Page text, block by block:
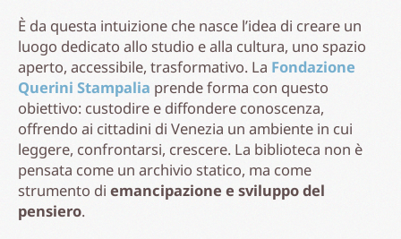
È da questa intuizione che nasce l’idea di creare un
luogo dedicato allo studio e alla cultura, uno spazio
aperto, accessibile, trasformativo. La Fondazione
Querini Stampalia prende forma con questo
obiettivo: custodire e diffondere conoscenza,
offrendo ai cittadini di Venezia un ambiente in cui
leggere, confrontarsi, crescere. La biblioteca non è
pensata come un archivio statico, ma come
strumento di emancipazione e sviluppo del
pensiero.